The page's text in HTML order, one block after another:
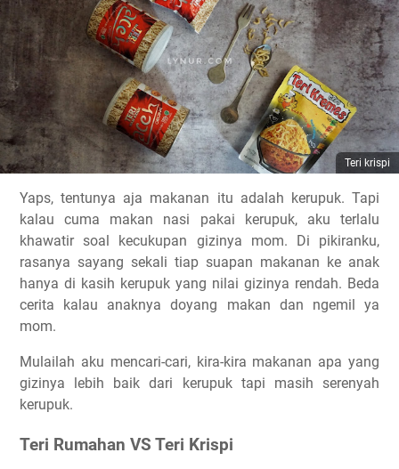
Teri krispi
Yaps, tentunya aja makanan itu adalah kerupuk. Tapi
kalau cuma makan nasi pakai kerupuk, aku terlalu
khawatir soal kecukupan gizinya mom. Di pikiranku,
rasanya sayang sekali tiap suapan makanan ke anak
hanya di kasih kerupuk yang nilai gizinya rendah. Beda
cerita kalau anaknya doyang makan dan ngemil ya
mom.
Mulailah aku mencari-cari, kira-kira makanan apa yang
gizinya lebih baik dari kerupuk tapi masih serenyah
kerupuk.
Teri Rumahan VS Teri Krispi